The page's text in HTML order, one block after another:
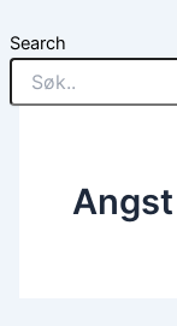
Search